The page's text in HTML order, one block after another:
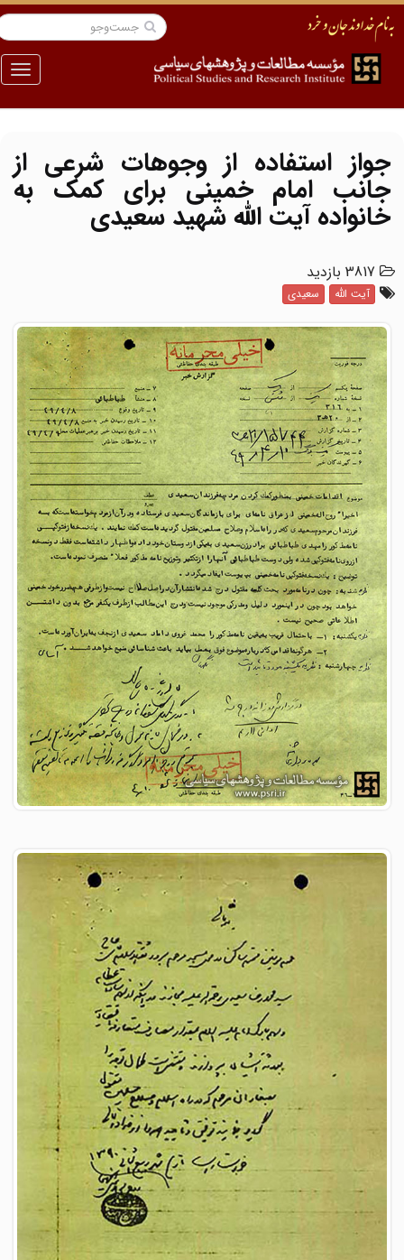
منو
جواز استفاده از وجوهات شرعی از
جانب امام خمینی برای کمک به
خانواده آیت الله شهید سعیدی
3817 بازدید
آیت الله سعیدی